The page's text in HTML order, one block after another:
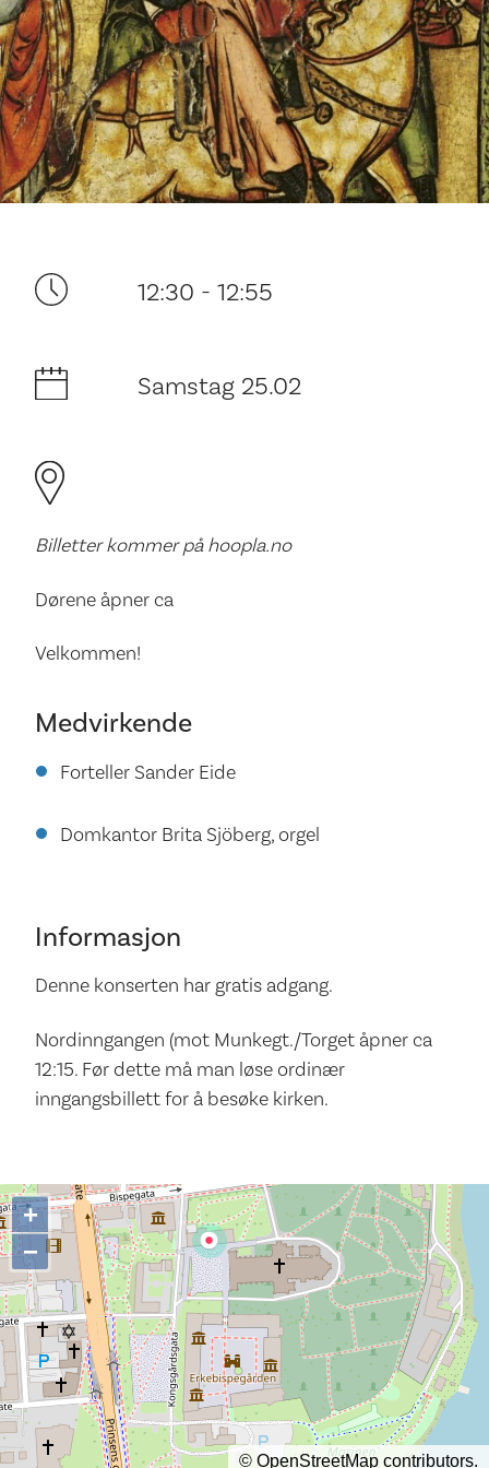
Ditt besøk
Musikk
Historie og arkitektur
12:30 - 12:55
Samstag 25.02
Billetter kommer på hoopla.no
Dørene åpner ca
Velkommen!
Medvirkende
Forteller Sander Eide
Domkantor Brita Sjöberg, orgel
Informasjon
Denne konserten har gratis adgang.
Nordinngangen (mot Munkegt./Torget åpner ca
12:15. Før dette må man løse ordinær
inngangsbillett for å besøke kirken.
+
−
© OpenStreetMap contributors.